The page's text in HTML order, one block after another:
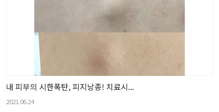
내 피부의 시한폭탄, 피지낭종! 치료시...
2021.06.24